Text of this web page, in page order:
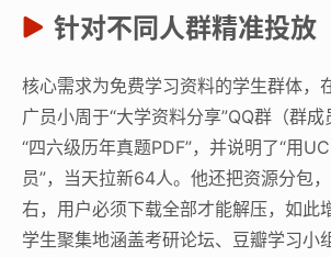
针对不同人群精准投放
核心需求为免费学习资料的学生群体，
广员小周于“大学资料分享”QQ群（群
“四六级历年真题PDF”，并说明了“用
员”，当天拉新64人。他还把资源分包
右，用户必须下载全部才能解压，如此
学生聚集地涵盖考研论坛、豆瓣学习小